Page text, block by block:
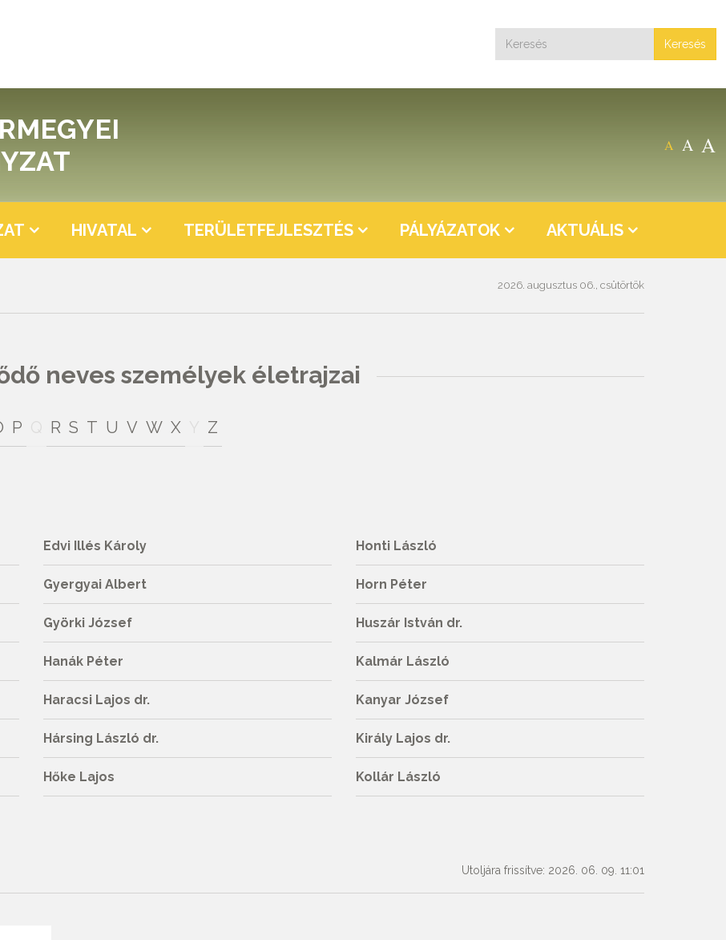
Keresés
A A A
HIVATAL TERÜLETFEJLESZTÉS PÁLYÁZATOK AKTUÁLIS
2026. augusztus 06., csütörtök
neves személyek életrajzai
P R S T U V W X Z
Edvi Illés Károly
Gyergyai Albert
Györki József
Hanák Péter
Haracsi Lajos dr.
Hársing László dr.
Hőke Lajos
Honti László
Horn Péter
Huszár István dr.
Kalmár László
Kanyar József
Király Lajos dr.
Kollár László
Utoljára frissítve: 2026. 06. 09. 11:01